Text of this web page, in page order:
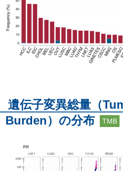
遺伝子変異総量（
Burden）の分布
TMB